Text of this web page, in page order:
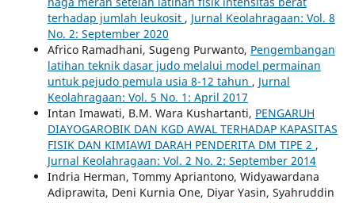
terhadap jumlah leukosit , Jurnal Keolahragaan: Vol. 8
No. 2: September 2020
Africo Ramadhani, Sugeng Purwanto, Pengembangan
latihan teknik dasar judo melalui model permainan
untuk pejudo pemula usia 8-12 tahun , Jurnal
Keolahragaan: Vol. 5 No. 1: April 2017
Intan Imawati, B.M. Wara Kushartanti, PENGARUH
DIAYOGAROBIK DAN KGD AWAL TERHADAP KAPASITAS
FISIK DAN KIMIAWI DARAH PENDERITA DM TIPE 2 ,
Jurnal Keolahragaan: Vol. 2 No. 2: September 2014
Indria Herman, Tommy Apriantono, Widyawardana
Adiprawita, Deni Kurnia One, Diyar Yasin, Syahruddin